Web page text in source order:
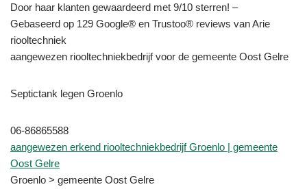
Door haar klanten gewaardeerd met 9/10 sterren! –
Gebaseerd op 129 Google® en Trustoo® reviews van Arie
riooltechniek
aangewezen riooltechniekbedrijf voor de gemeente Oost Gelre
Septictank legen Groenlo
06-86865588
aangewezen erkend riooltechniekbedrijf Groenlo | gemeente
Oost Gelre
Groenlo > gemeente Oost Gelre